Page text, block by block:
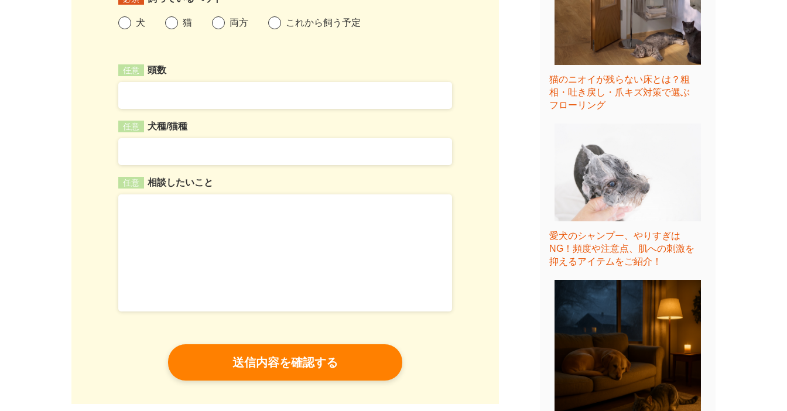
犬 猫 両方 これから飼う予定
任意 頭数
任意 犬種/猫種
任意 相談したいこと
猫のニオイが残らない床とは？粗
相・吐き戻し・爪キズ対策で選ぶ
フローリング
愛犬のシャンプー、やりすぎは
NG！頻度や注意点、肌への刺激を
抑えるアイテムをご紹介！